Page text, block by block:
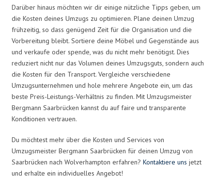
Darüber hinaus möchten wir dir einige nützliche Tipps geben, um
die Kosten deines Umzugs zu optimieren. Plane deinen Umzug
frühzeitig, so dass genügend Zeit für die Organisation und die
Vorbereitung bleibt. Sortiere deine Möbel und Gegenstände aus
und verkaufe oder spende, was du nicht mehr benötigst. Dies
reduziert nicht nur das Volumen deines Umzugsguts, sondern auch
die Kosten für den Transport. Vergleiche verschiedene
Umzugsunternehmen und hole mehrere Angebote ein, um das
beste Preis-Leistungs-Verhältnis zu finden. Mit Umzugsmeister
Bergmann Saarbrücken kannst du auf faire und transparente
Konditionen vertrauen.
Du möchtest mehr über die Kosten und Services von
Umzugsmeister Bergmann Saarbrücken für deinen Umzug von
Saarbrücken nach Wolverhampton erfahren? Kontaktiere uns jetzt
und erhalte ein individuelles Angebot!